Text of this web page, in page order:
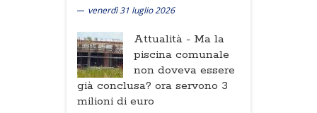
venerdì 31 luglio 2026
Attualità - Ma la
piscina comunale
non doveva essere
già conclusa? ora servono 3
milioni di euro